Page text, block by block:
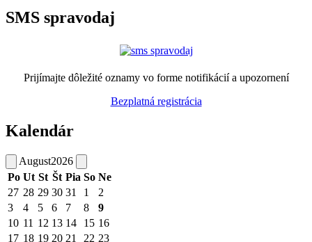
SMS spravodaj
Prijímajte dôležité oznamy vo forme notifikácií a upozornení
Bezplatná registrácia
Kalendár
August2026
Po Ut St Št Pia So Ne
27 28 29 30 31 1
2
3
4 5 6 7 8
9
10 11 12 13 14 15 16
17 18 19 20 21 22 23